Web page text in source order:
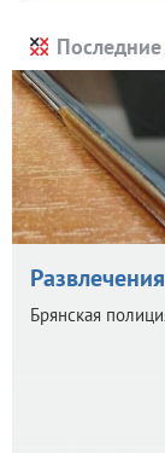
Брянская